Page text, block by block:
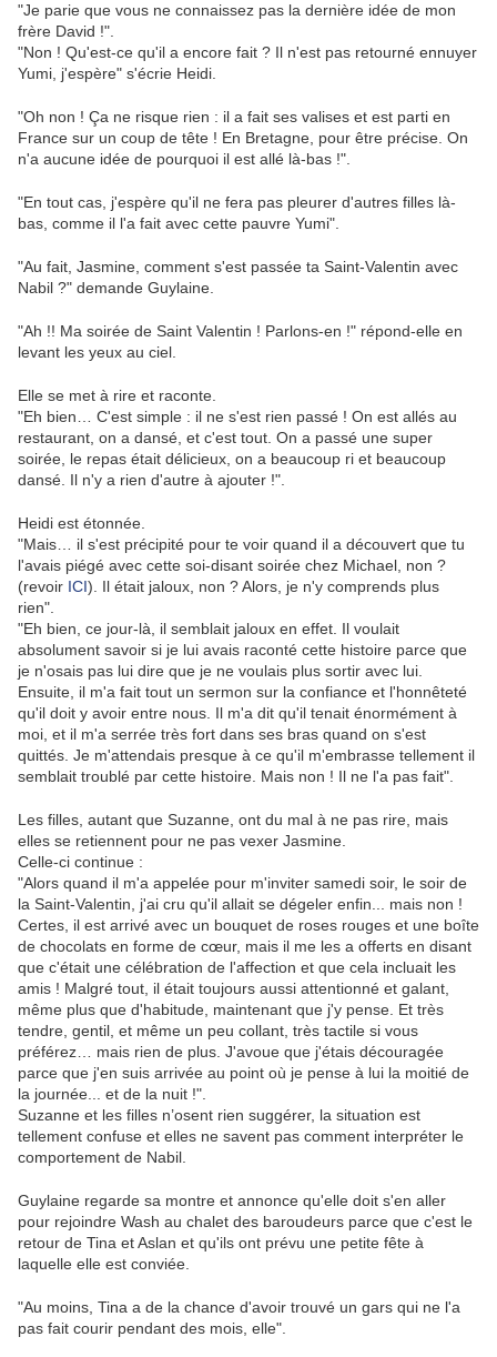
"Je parie que vous ne connaissez pas la dernière idée de mon
frère David !".
"Non ! Qu'est-ce qu'il a encore fait ? Il n'est pas retourné ennuyer
Yumi, j'espère" s'écrie Heidi.
"Oh non ! Ça ne risque rien : il a fait ses valises et est parti en
France sur un coup de tête ! En Bretagne, pour être précise. On
n'a aucune idée de pourquoi il est allé là-bas !".
"En tout cas, j'espère qu'il ne fera pas pleurer d'autres filles là-
bas, comme il l'a fait avec cette pauvre Yumi".
"Au fait, Jasmine, comment s'est passée ta Saint-Valentin avec
Nabil ?" demande Guylaine.
"Ah !! Ma soirée de Saint Valentin ! Parlons-en !" répond-elle en
levant les yeux au ciel.
Elle se met à rire et raconte.
"Eh bien… C'est simple : il ne s'est rien passé ! On est allés au
restaurant, on a dansé, et c'est tout. On a passé une super
soirée, le repas était délicieux, on a beaucoup ri et beaucoup
dansé. Il n'y a rien d'autre à ajouter !".
Heidi est étonnée.
"Mais… il s'est précipité pour te voir quand il a découvert que tu
l'avais piégé avec cette soi-disant soirée chez Michael, non ?
(revoir ICI). Il était jaloux, non ? Alors, je n'y comprends plus
rien".
"Eh bien, ce jour-là, il semblait jaloux en effet. Il voulait
absolument savoir si je lui avais raconté cette histoire parce que
je n'osais pas lui dire que je ne voulais plus sortir avec lui.
Ensuite, il m'a fait tout un sermon sur la confiance et l'honnêteté
qu'il doit y avoir entre nous. Il m'a dit qu'il tenait énormément à
moi, et il m'a serrée très fort dans ses bras quand on s'est
quittés. Je m'attendais presque à ce qu'il m'embrasse tellement il
semblait troublé par cette histoire. Mais non ! Il ne l'a pas fait".
Les filles, autant que Suzanne, ont du mal à ne pas rire, mais
elles se retiennent pour ne pas vexer Jasmine.
Celle-ci continue :
"Alors quand il m'a appelée pour m'inviter samedi soir, le soir de
la Saint-Valentin, j'ai cru qu'il allait se dégeler enfin... mais non !
Certes, il est arrivé avec un bouquet de roses rouges et une boîte
de chocolats en forme de cœur, mais il me les a offerts en disant
que c'était une célébration de l'affection et que cela incluait les
amis ! Malgré tout, il était toujours aussi attentionné et galant,
même plus que d'habitude, maintenant que j'y pense. Et très
tendre, gentil, et même un peu collant, très tactile si vous
préférez… mais rien de plus. J'avoue que j'étais découragée
parce que j'en suis arrivée au point où je pense à lui la moitié de
la journée... et de la nuit !".
Suzanne et les filles n’osent rien suggérer, la situation est
tellement confuse et elles ne savent pas comment interpréter le
comportement de Nabil.
Guylaine regarde sa montre et annonce qu'elle doit s'en aller
pour rejoindre Wash au chalet des baroudeurs parce que c'est le
retour de Tina et Aslan et qu'ils ont prévu une petite fête à
laquelle elle est conviée.
"Au moins, Tina a de la chance d'avoir trouvé un gars qui ne l'a
pas fait courir pendant des mois, elle".